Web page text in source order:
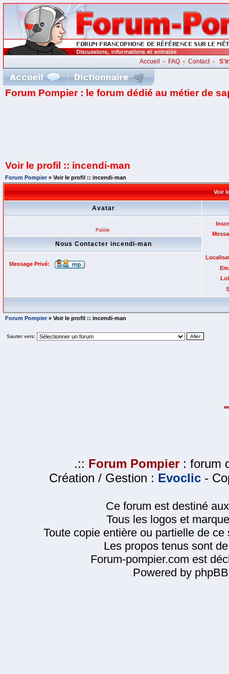
Accueil • FAQ •Contact•
Forum Pompier : le forum dédié au métier de
Voir le profil :: incendi-man
Forum Pompier» Voir le profil :: incendi-man
Voir
Avatar
Fidèle
Nous Contacter incendi-man
Message Privé:
Forum Pompier» Voir le profil :: incendi-man
Sauter vers:
.:: Forum Pompier : forum
Création / Gestion : Evoclic -
Ce forum est destiné
Tous les logos et
Toute copie entière ou partielle de
Les propos tenus sont
Forum-pompier.com est
Powered by